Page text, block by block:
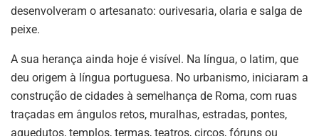
desenvolveram o artesanato: ourivesaria, olaria e salga de
peixe.
A sua herança ainda hoje é visível. Na língua, o latim, que
deu origem à língua portuguesa. No urbanismo, iniciaram a
construção de cidades à semelhança de Roma, com ruas
traçadas em ângulos retos, muralhas, estradas, pontes,
aquedutos, templos, termas, teatros, circos, fóruns ou